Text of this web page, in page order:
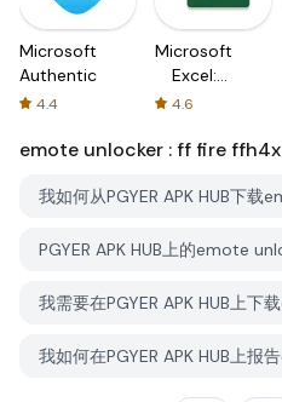
Microsoft
Authenticator
4.4
Microsoft
Excel:
Spreadsheets
4.6
emote unlocker : ff fire ffh4x